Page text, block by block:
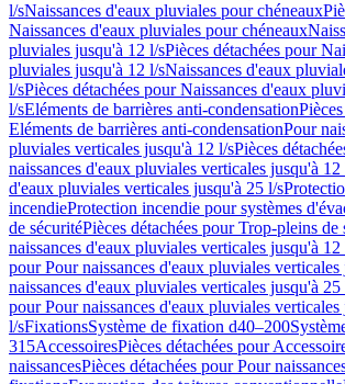
l/sNaissances d'eaux pluviales pour chéneaux
Naissances d'eaux pluviales pour chéneaux
pluviales jusqu'à 12 l/sPièces détachées pour
pluviales jusqu'à 12 l/sNaissances d'eaux
l/sPièces détachées pour Naissances d'eaux
l/sEléments de barrières anti-condensation
Eléments de barrières anti-condensationPour
pluviales verticales jusqu'à 12 l/sPièces
naissances d'eaux pluviales verticales jusqu'à 12
d'eaux pluviales verticales jusqu'à 25 l/s
incendieProtection incendie pour systèmes
de sécuritéPièces détachées pour Trop-pleins de
naissances d'eaux pluviales verticales jusqu'à 12
pour Pour naissances d'eaux pluviales
naissances d'eaux pluviales verticales jusqu'à 25
pour Pour naissances d'eaux pluviales verticales
l/sFixationsSystème de fixation d40–200
315AccessoiresPièces détachées pour
naissancesPièces détachées pour Pour